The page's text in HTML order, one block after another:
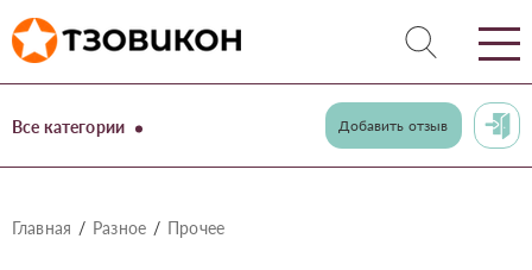
Все категории Добавить отзыв
Главная Разное Прочее